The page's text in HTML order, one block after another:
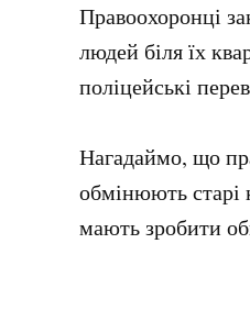
Правоохоронці
людей біля їх
поліцейські
Нагадаймо, що
обмінюють старі
мають зробити